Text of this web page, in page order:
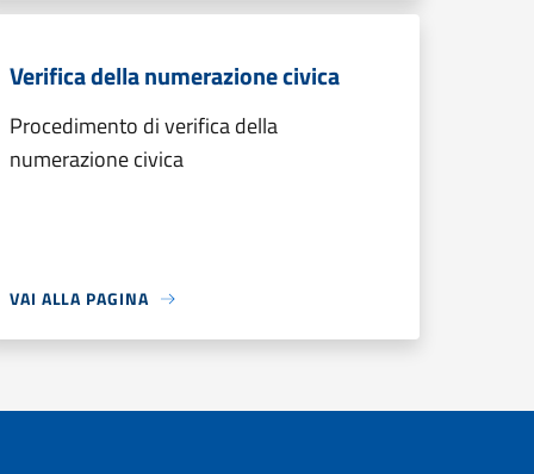
Verifica della numerazione civica
Procedimento di verifica della
numerazione civica
VAI ALLA PAGINA